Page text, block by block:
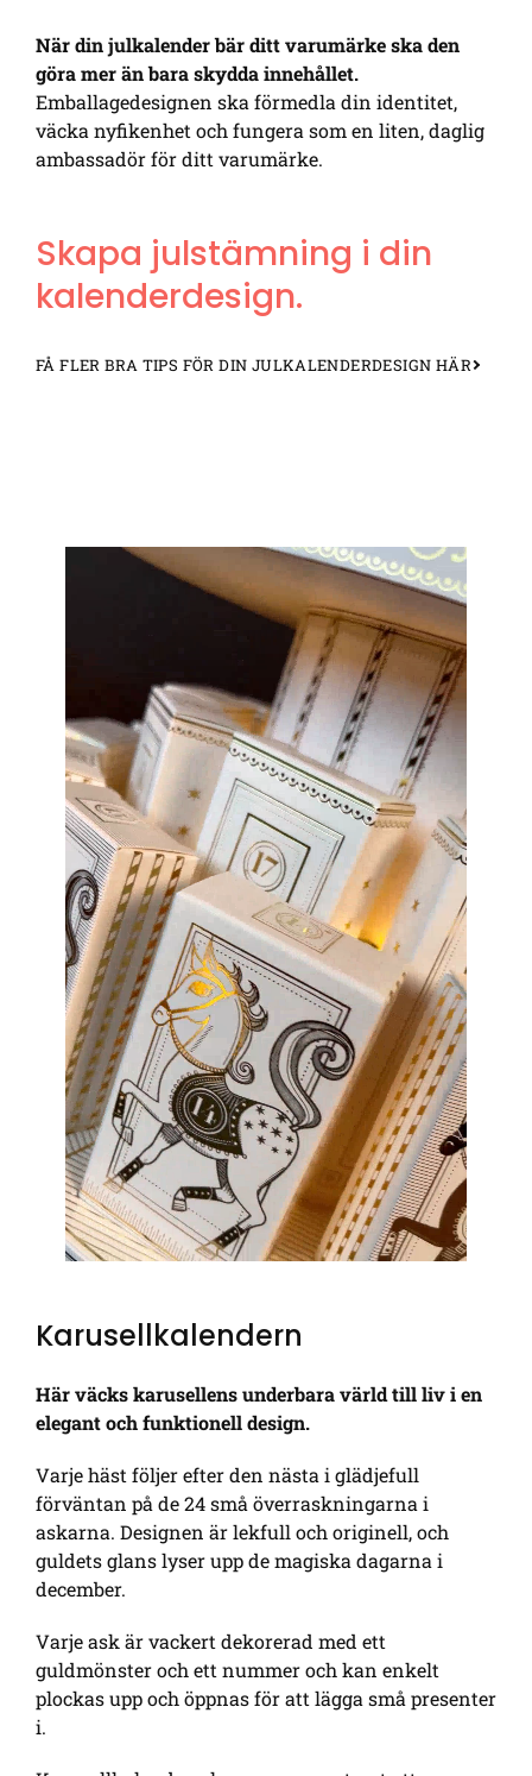
När din julkalender bär ditt varumärke ska den
göra mer än bara skydda innehållet.
Emballagedesignen ska förmedla din identitet,
väcka nyfikenhet och fungera som en liten, daglig
ambassadör för ditt varumärke.
Skapa julstämning i din
kalenderdesign.
FÅ FLER BRA TIPS FÖR DIN JULKALENDERDESIGN HÄR
Karusellkalendern
Här väcks karusellens underbara värld till liv i en
elegant och funktionell design.
Varje häst följer efter den nästa i glädjefull
förväntan på de 24 små överraskningarna i
askarna. Designen är lekfull och originell, och
guldets glans lyser upp de magiska dagarna i
december.
Varje ask är vackert dekorerad med ett
guldmönster och ett nummer och kan enkelt
plockas upp och öppnas för att lägga små presenter
i.